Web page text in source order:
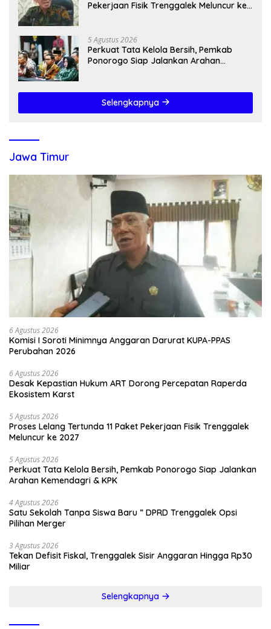
Pekerjaan Fisik Trenggalek Meluncur ke
5 Agustus 2026
Perkuat Tata Kelola Bersih, Pemkab
Ponorogo Siap Jalankan Arahan
Selengkapnya
Jawa Timur
6 Agustus 2026
Komisi I Soroti Minimnya Anggaran Darurat KUPA-PPAS
Perubahan 2026
6 Agustus 2026
Desak Kepastian Hukum ART Dorong Percepatan Raperda
Ekosistem Karst
5 Agustus 2026
Proses Lelang Tertunda 11 Paket Pekerjaan Fisik Trenggalek
Meluncur ke 2027
5 Agustus 2026
Perkuat Tata Kelola Bersih, Pemkab Ponorogo Siap Jalankan
Arahan Kemendagri & KPK
4 Agustus 2026
Satu Sekolah Tanpa Siswa Baru ” DPRD Trenggalek Opsi
Pilihan Merger
3 Agustus 2026
Tekan Defisit Fiskal, Trenggalek Sisir Anggaran Hingga Rp30
Miliar
Selengkapnya